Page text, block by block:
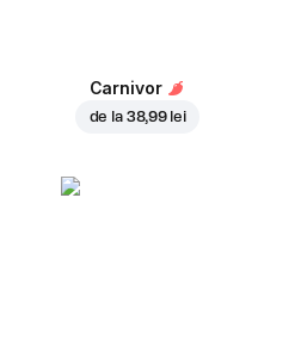
Carnivor
de la 38,99 lei